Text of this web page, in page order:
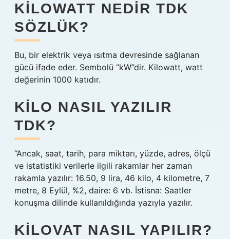
KILOWATT NEDIR TDK
SÖZLÜK?
Bu, bir elektrik veya ısıtma devresinde sağlanan
gücü ifade eder. Sembolü “kW”dir. Kilowatt, watt
değerinin 1000 katıdır.
KILO NASIL YAZILIR
TDK?
“Ancak, saat, tarih, para miktarı, yüzde, adres, ölçü
ve istatistiki verilerle ilgili rakamlar her zaman
rakamla yazılır: 16.50, 9 lira, 46 kilo, 4 kilometre, 7
metre, 8 Eylül, %2, daire: 6 vb. İstisna: Saatler
konuşma dilinde kullanıldığında yazıyla yazılır.
KILOVAT NASIL YAPILIR?